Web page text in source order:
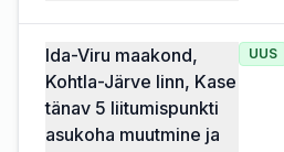
Ida-Viru maakond,
Kohtla-Järve linn, Kase
tänav 5 liitumispunkti
asukoha muutmine ja
UUS